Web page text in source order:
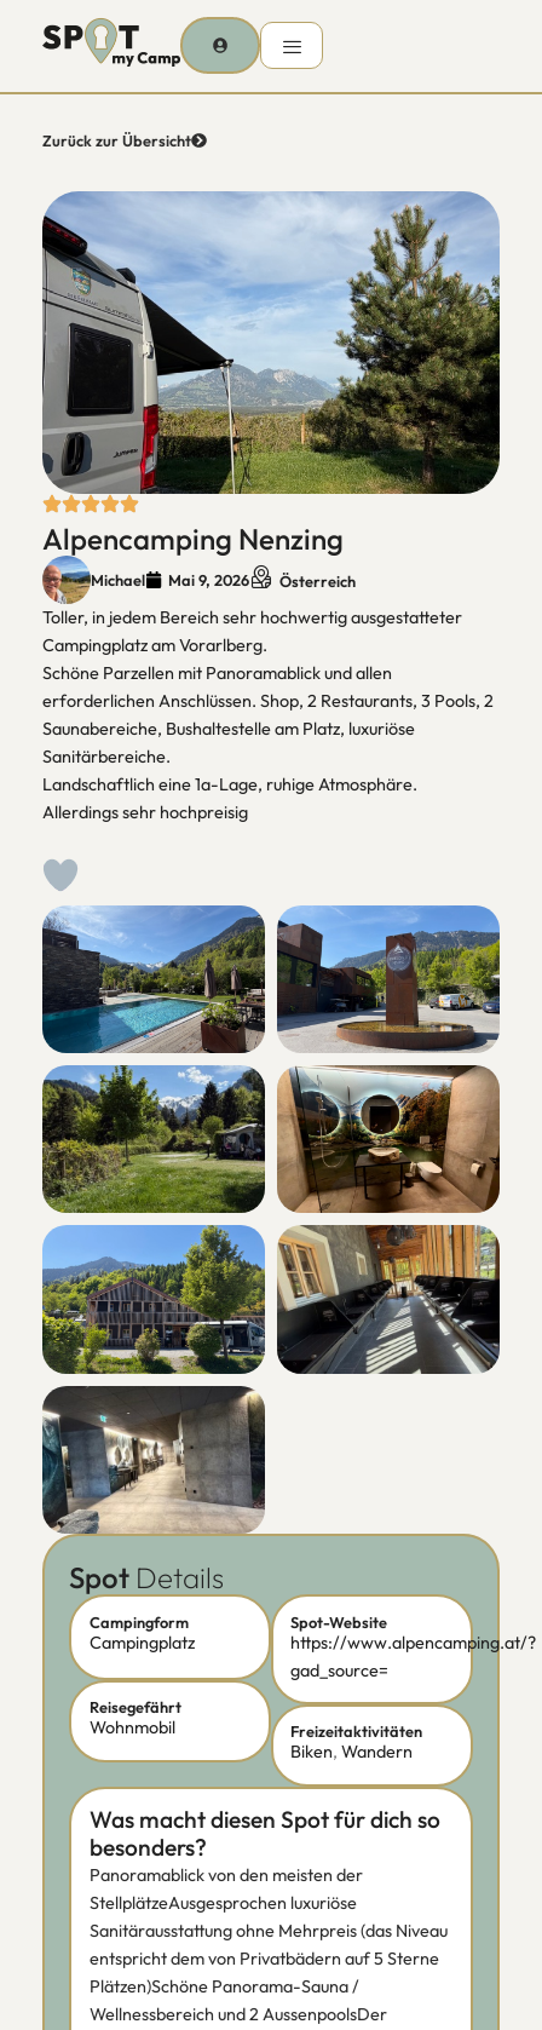
Zurück zur Übersicht
Spot Details
Campingform
Campingplatz
Reisegefährt
Wohnmobil
Spot-Website
https://www.alpencamping.at/?
gad_source=
Freizeitaktivitäten
Biken, Wandern
Was macht diesen Spot für dich so
besonders?
Panoramablick von den meisten der
StellplätzeAusgesprochen luxuriöse
Sanitärausstattung ohne Mehrpreis (das Niveau
entspricht dem von Privatbädern auf 5 Sterne
Plätzen)Schöne Panorama-Sauna /
Wellnessbereich und 2 AussenpoolsDer
Alpencamping Nenzing
Michael Mai 9, 2026 Österreich
Toller, in jedem Bereich sehr hochwertig ausgestatteter
Campingplatz am Vorarlberg.
Schöne Parzellen mit Panoramablick und allen
erforderlichen Anschlüssen. Shop, 2 Restaurants, 3 Pools, 2
Saunabereiche, Bushaltestelle am Platz, luxuriöse
Sanitärbereiche.
Landschaftlich eine 1a-Lage, ruhige Atmosphäre.
Allerdings sehr hochpreisig